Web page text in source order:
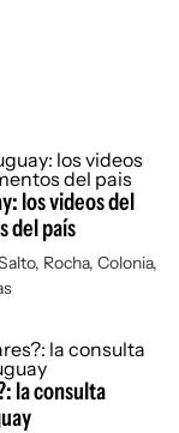
los videos del
del país
Rocha, Colonia,
la consulta